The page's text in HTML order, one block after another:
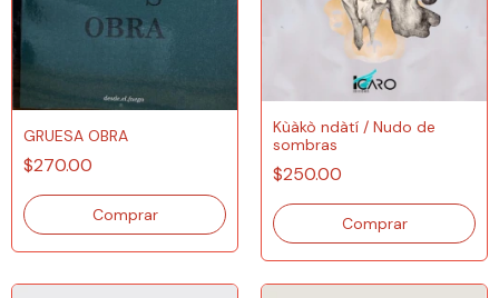
GRUESA OBRA
$270.00
Kùàkò ndàtí / Nudo de
sombras
$250.00